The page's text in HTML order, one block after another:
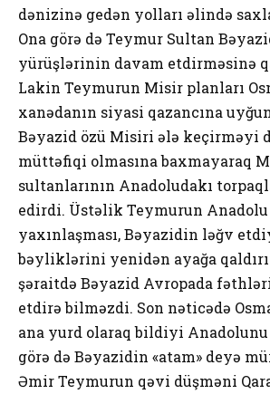
dənizinə gedən yolları əlində
Ona görə də Teymur Sultan
yürüşlərinin davam etdirməsinə
Lakin Teymurun Misir planları
xanədanın siyasi qazancına
Bəyazid özü Misiri ələ keçirməyi
müttəfiqi olmasına baxmayaraq
sultanlarının Anadoludakı
edirdi. Üstəlik Teymurun
yaxınlaşması, Bəyazidin ləğv
bəyliklərini yenidən ayağa
şəraitdə Bəyazid Avropada
etdirə bilməzdi. Son nəticədə
ana yurd olaraq bildiyi
görə də Bəyazidin «atam» deyə
Əmir Teymurun qəvi düşməni